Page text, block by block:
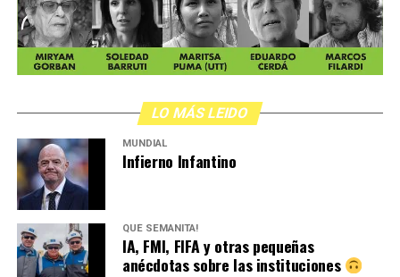
LO MÁS LEIDO
MUNDIAL
Infierno Infantino
QUÉ SEMANITA!
IA, FMI, FIFA y otras pequeñas
anécdotas sobre las instituciones